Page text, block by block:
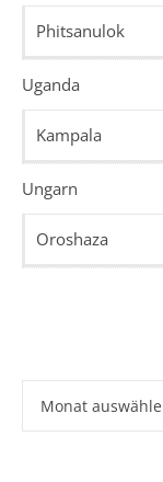
Phitsanulok
Uganda
Kampala
Ungarn
Oroshaza